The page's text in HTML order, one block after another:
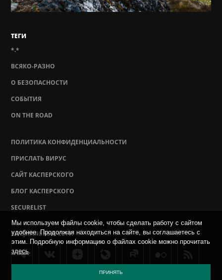
ТЕГИ
*.*
ВСЯКО-РАЗНО
О БЕЗОПАСНОСТИ
СОБЫТИЯ
ON THE ROAD
ПОЛИТИКА КОНФИДЕНЦИАЛЬНОСТИ
ПРИСЛАТЬ ВИРУС
САЙТ КАСПЕРСКОГО
БЛОГ КАСПЕРСКОГО
SECURELIST
СОЦИАЛЬНЫЕ СЕТИ
Мы используем файлы cookie, чтобы сделать работу с сайтом
удобнее. Продолжая находиться на сайте, вы соглашаетесь с
этим. Подробную информацию о файлах cookie можно прочитать
здесь.
ПРИНЯТЬ